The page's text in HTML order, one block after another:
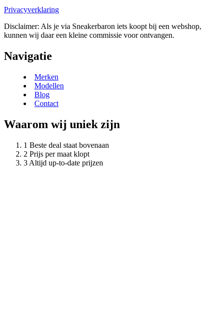
Privacyverklaring
Disclaimer: Als je via Sneakerbaron iets koopt bij een webshop,
kunnen wij daar een kleine commissie voor ontvangen.
Navigatie
Merken
Modellen
Blog
Contact
Waarom wij uniek zijn
Beste deal staat bovenaan
Prijs per maat klopt
Altijd up-to-date prijzen